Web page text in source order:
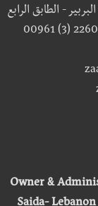
- الطابق الرابع
Owner &